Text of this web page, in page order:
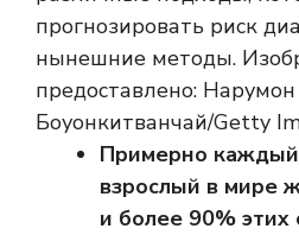
прогнозировать риск
нынешние методы.
предоставлено: Нарумон
Боуонкитванчай/Getty
Примерно
взрослый в мире
и более 90% этих